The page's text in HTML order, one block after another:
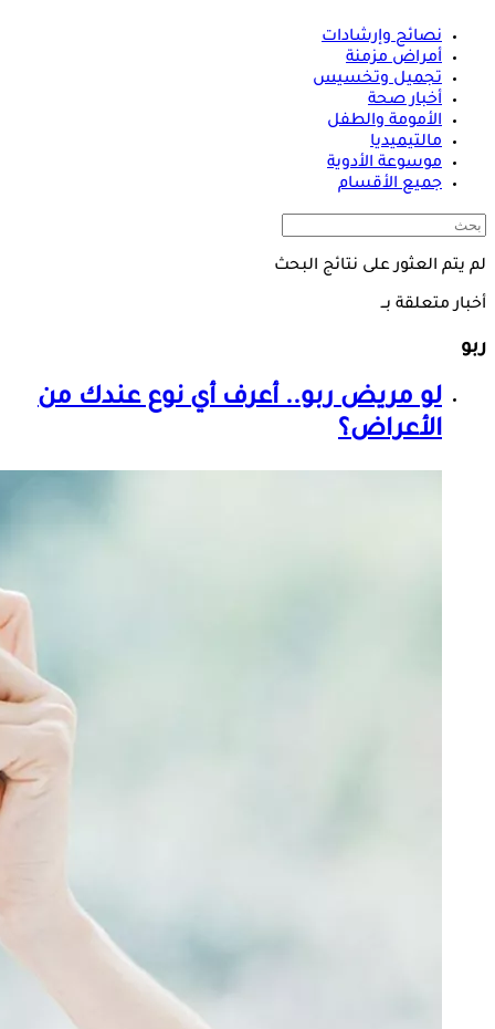
نصائح وإرشادات
أمراض مزمنة
تجميل وتخسيس
أخبار صحة
الأمومة والطفل
مالتيميديا
موسوعة الأدوية
جميع الأقسام
لم يتم العثور على نتائج البحث
أخبار متعلقة بــ
ربو
لو مريضربو.. أعرف أي نوع عندك من
الأعراض؟